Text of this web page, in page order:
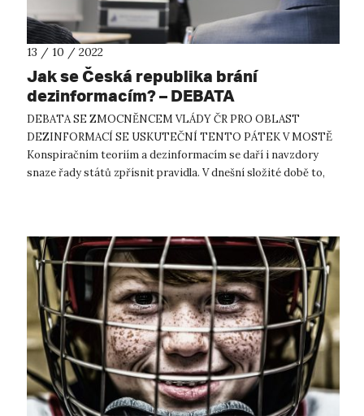
13 / 10 / 2022
Jak se Česká republika brání
dezinformacím? – DEBATA
DEBATA SE ZMOCNĚNCEM VLÁDY ČR PRO OBLAST
DEZINFORMACÍ SE USKUTEČNÍ TENTO PÁTEK V MOSTĚ
Konspiračním teoriím a dezinformacím se daří i navzdory
snaze řady států zpřísnit pravidla. V dnešní složité době to,